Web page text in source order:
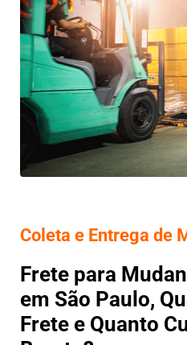
Coleta e Entrega de
Frete para
em São Paulo,
Frete e Quanto